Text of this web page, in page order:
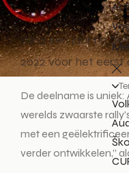
Bijna een jaar na
2022 voor het
De deelname is
werelds zwaarste
met een
verder ontwikkelen,”